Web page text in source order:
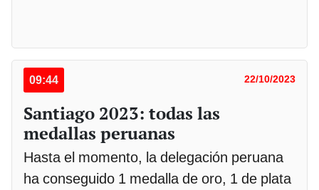
09:44 22/10/2023
Santiago 2023: todas las
medallas peruanas
Hasta el momento, la delegación peruana
ha conseguido 1 medalla de oro, 1 de plata